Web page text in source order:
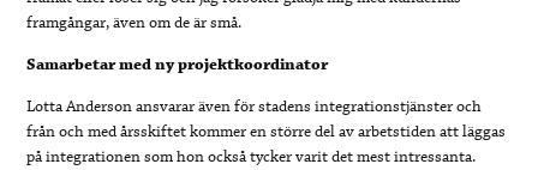
framgångar, även om de är små.
Samarbetar med ny projektkoordinator
Lotta Anderson ansvarar även för stadens integrationstjänster och
från och med årsskiftet kommer en större del av arbetstiden att läggas
på integrationen som hon också tycker varit det mest intressanta.